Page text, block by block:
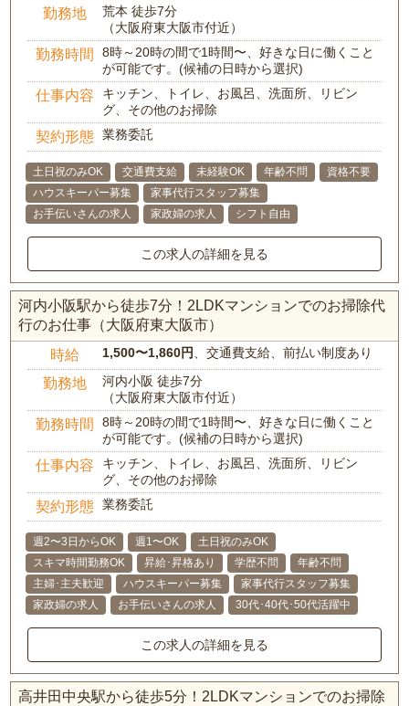
勤務地
荒本 徒歩7分
（大阪府東大阪市付近）
勤務時間
8時～20時の間で1時間〜、好きな日に働くこと
が可能です。(候補の日時から選択)
仕事内容
キッチン、トイレ、お風呂、洗面所、リビン
グ、その他のお掃除
契約形態 業務委託
土日祝のみOK 交通費支給 未経験OK 年齢不問
資格不要
ハウスキーパー募集
家事代行スタッフ募集
お手伝いさんの求人
家政婦の求人 シフト自由
この求人の詳細を見る
河内小阪駅から徒歩7分！2LDKマンションでのお掃除代
行のお仕事（大阪府東大阪市）
時給 1,500〜1,860円、交通費支給、前払い制度あり
勤務地
河内小阪 徒歩7分
（大阪府東大阪市付近）
勤務時間
8時～20時の間で1時間〜、好きな日に働くこと
が可能です。(候補の日時から選択)
仕事内容
キッチン、トイレ、お風呂、洗面所、リビン
グ、その他のお掃除
契約形態 業務委託
週2〜3日からOK 週1〜OK
土日祝のみOK
スキマ時間勤務OK
昇給･昇格あり 学歴不問
年齢不問
主婦･主夫歓迎
ハウスキーパー募集
家事代行スタッフ募集
家政婦の求人
お手伝いさんの求人 30代･40代･50代活躍中
この求人の詳細を見る
高井田中央駅から徒歩5分！2LDKマンションでのお掃除